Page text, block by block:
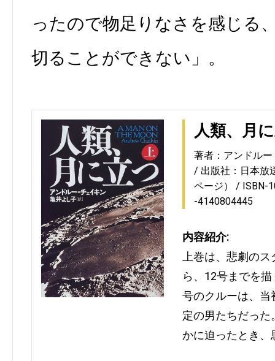
ったので物足りなさを感じる
切ることができない」。
人類、月
著者：アンドル
出版社：日本放
ページ）
ISBN-
-4140804445
内容紹介:
上巻は、悲劇の
ら、12号までを
号のクルーは、当
定の男たちだっ
かに迫ったとき、